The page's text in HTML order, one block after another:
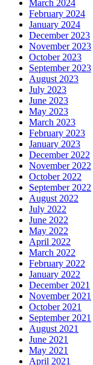
March 2024
February 2024
January 2024
December 2023
November 2023
October 2023
September 2023
August 2023
July 2023
June 2023
May 2023
March 2023
February 2023
January 2023
December 2022
November 2022
October 2022
September 2022
August 2022
July 2022
June 2022
May 2022
April 2022
March 2022
February 2022
January 2022
December 2021
November 2021
October 2021
September 2021
August 2021
June 2021
May 2021
April 2021